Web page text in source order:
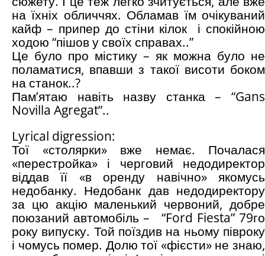
на їхніх обличчях. Обламав їм очікуваний
кайф – припер до стіни кілок і спокійною
ходою “пішов у своїх справах..”
Це було про містику – як можна було не
поламатися, впавши з такої висоти боком
на станок..?
Пам’ятаю навіть назву станка – “Gans
Novilla Agregat”..
Lyrical digression:
Тої «столярки» вже немає. Почалася
«перестройка» і черговий недодиректор
віддав її «в оренду навічно» якомусь
недобанку. Недобанк дав недодиректору
за цю акцію маленький червоний, добре
поюзаний автомобіль – “Ford Fiesta” 79го
року випуску. Той поїздив на ньому півроку
і чомусь помер. Долю тої «фієсти» не знаю,